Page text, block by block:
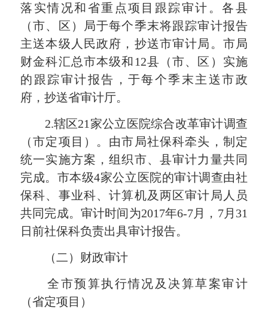
落实情况和省重点项目跟踪审计。各县
（市、区）局于每个季末将跟踪审计报告
主送本级人民政府，抄送市审计局。市局
财金科汇总市本级和12县（市、区）实施
的跟踪审计报告，于每个季末主送市政
府，抄送省审计厅。
2.辖区21家公立医院综合改革审计调查
（市定项目）。由市局社保科牵头 ，制定
统一实施方案，组织市、县审计力量共同
完成。市本级4家公立医院的审计调查由社
保科、 事业科、计算机及两区审计局人员
共同完成。审计时间为2017年6-7月， 7月 31
日前社保科负责出具审计报告。
（二）财政审计
全市预算执行情况及决算草案审计
（省定项目）